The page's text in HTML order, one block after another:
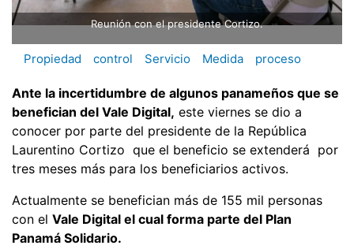
Reunión con el presidente Cortizo.
Propiedad control Servicio Medida proceso
Ante la incertidumbre de algunos panameños que se
benefician del Vale Digital, este viernes se dio a
conocer por parte del presidente de la República
Laurentino Cortizo que el beneficio se extenderá por
tres meses más para los beneficiarios activos.
Actualmente se benefician más de 155 mil personas
con el Vale Digital el cual forma parte del Plan
Panamá Solidario.